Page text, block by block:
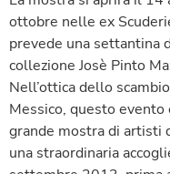
ottobre nelle ex
prevede una settantina
collezione Josè Pinto
Nell’ottica dello
Messico, questo
grande mostra di artisti
una straordinaria